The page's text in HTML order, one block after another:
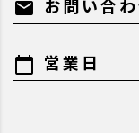
mail お問い合
calendar_today 営業日